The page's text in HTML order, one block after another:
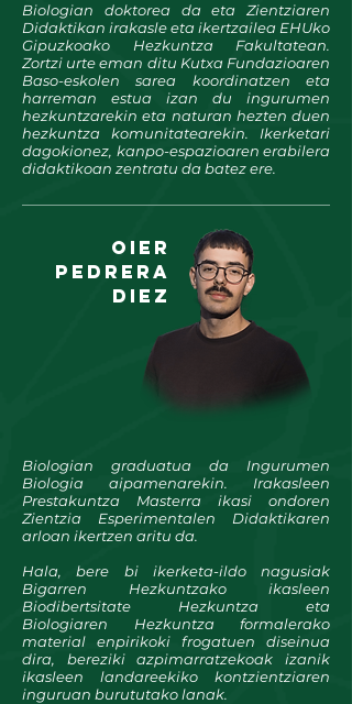
Biologian doktorea da eta Zientziaren
Didaktikan irakasle eta ikertzailea EHUko
Gipuzkoako Hezkuntza Fakultatean.
Zortzi urte eman ditu Kutxa Fundazioaren
Baso-eskolen sarea koordinatzen eta
harreman estua izan du ingurumen
hezkuntzarekin eta naturan hezten duen
hezkuntza komunitatearekin. Ikerketari
dagokionez, kanpo-espazioaren erabilera
didaktikoan zentratu da batez ere.
oier
pedrera
Diez
Biologian graduatua da Ingurumen
Biologia aipamenarekin. Irakasleen
Prestakuntza Masterra ikasi ondoren
Zientzia Esperimentalen Didaktikaren
arloan ikertzen aritu da.
Hala, bere bi ikerketa-ildo nagusiak
Bigarren Hezkuntzako ikasleen
Biodibertsitate Hezkuntza eta
Biologiaren Hezkuntza formalerako
material enpirikoki frogatuen diseinua
dira, bereziki azpimarratzekoak izanik
ikasleen landareekiko kontzientziaren
inguruan burututako lanak.